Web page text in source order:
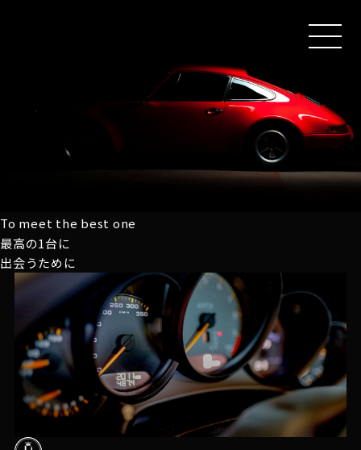
MEN
To meet the best one
最高の1台に
出会うために